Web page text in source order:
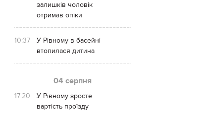
залишків чоловік
отримав опіки
10:37
У Рівному в басейні
втопилася дитина
04 серпня
17:20
У Рівному зросте
вартість проїзду